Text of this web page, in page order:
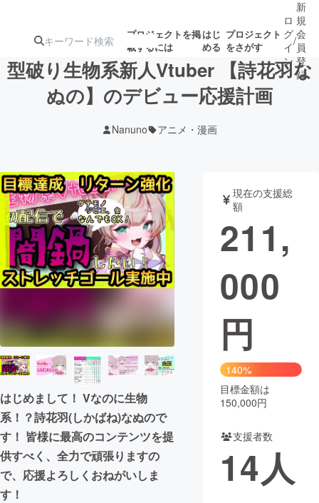
プロジェクトを掲
載するには
はじ
める
プロジェクト
をさがす
ジェクト
ロジェクト
アート・写真 音楽
テクノロジー・ガジェット ゲーム・サ
映像・映画
ビジネス・起業
まちづくり・地域活性化
CAMPFIRE for Social Good
CAMPFIRE Creation
CAMPFIREふるさと納税machi-ya コミュニティ
ロ
グ
イ
ン
/
新
規
会
員
登
録
型破り生物系新人Vtuber 【詩花羽な
ぬの】のデビュー応援計画
Nanuno アニメ・漫画
はじめまして！ Vなのに生物
系！？詩花羽(しかばね)なぬので
す！ 皆様に最高のコンテンツを提
供すべく、全力で頑張りますの
で、応援よろしくおねがいしま
す！
現在の支援総
額
211,
000
円
140%
目標金額は
150,000円
支援者数
14人